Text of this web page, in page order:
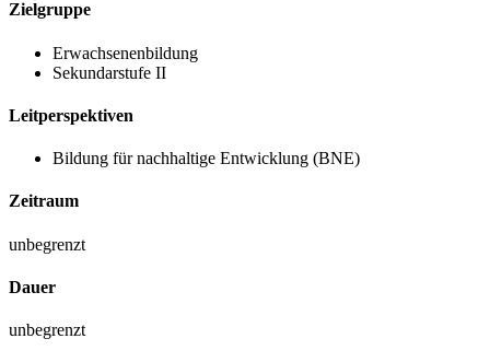
Zielgruppe
Erwachsenenbildung
Sekundarstufe II
Leitperspektiven
Bildung für nachhaltige Entwicklung (BNE)
Zeitraum
unbegrenzt
Dauer
unbegrenzt